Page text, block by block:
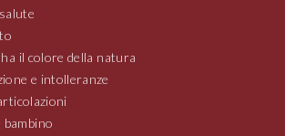
il colore della natura
e intolleranze
bambino